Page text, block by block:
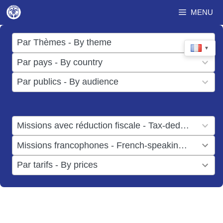
Aller
au
contenu
MENU
▼
Par Thèmes - By theme
17
results
available
Par pays - By country
50
results
available
Par publics - By audience
results
Missions avec réduction fiscale - Tax-deductible missions
result
available
Missions francophones - French-speaking missions
result
available
Par tarifs - By prices
results
available